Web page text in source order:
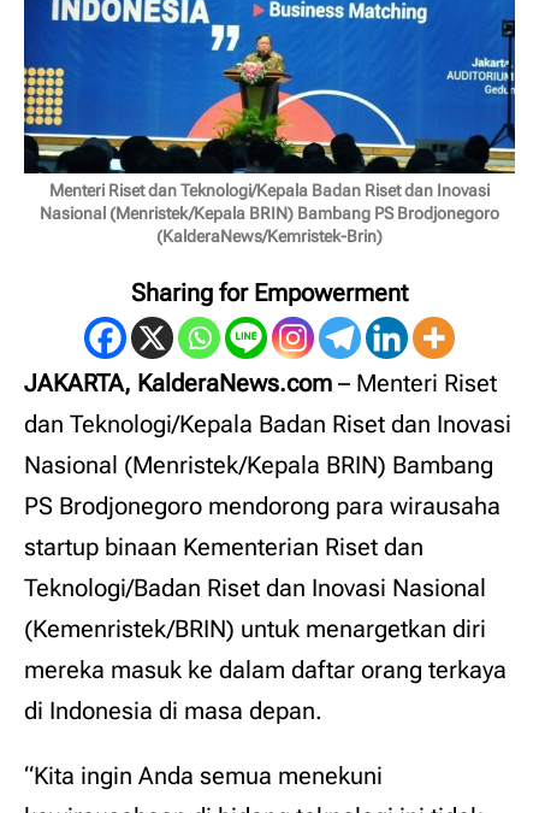
Menteri Riset dan Teknologi/Kepala Badan Riset dan Inovasi
Nasional (Menristek/Kepala BRIN) Bambang PS Brodjonegoro
(KalderaNews/Kemristek-Brin)
Sharing for Empowerment
JAKARTA, KalderaNews.com – Menteri Riset
dan Teknologi/Kepala Badan Riset dan Inovasi
Nasional (Menristek/Kepala BRIN) Bambang
PS Brodjonegoro mendorong para wirausaha
startup binaan Kementerian Riset dan
Teknologi/Badan Riset dan Inovasi Nasional
(Kemenristek/BRIN) untuk menargetkan diri
mereka masuk ke dalam daftar orang terkaya
di Indonesia di masa depan.
“Kita ingin Anda semua menekuni